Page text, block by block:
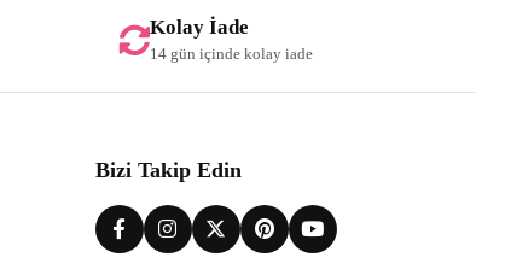
Kolay İade
14 gün içinde kolay iade
Bizi Takip Edin